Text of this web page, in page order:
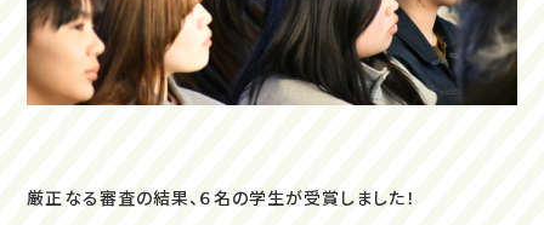
厳正なる審査の結果、６名の学生が受賞しました！